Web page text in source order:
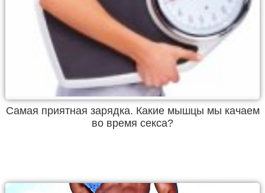
Самая приятная зарядка. Какие мышцы мы качаем
во время секса?